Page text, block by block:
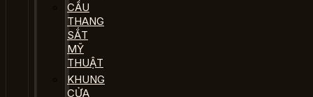
CẦU
THANG
SẮT
MỸ
THUẬT
KHUNG
CỬA